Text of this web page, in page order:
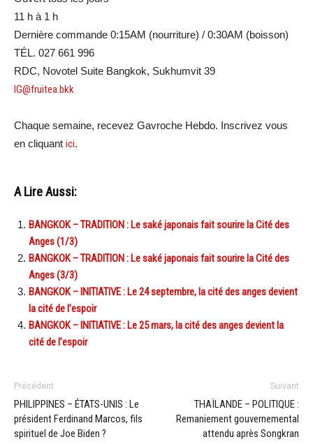
11 h à 1 h
Dernière commande 0:15AM (nourriture) / 0:30AM (boisson)
TÉL. 027 661 996
RDC, Novotel Suite Bangkok, Sukhumvit 39
IG@fruitea.bkk
Chaque semaine, recevez Gavroche Hebdo. Inscrivez vous
en cliquant ici.
A Lire Aussi:
BANGKOK – TRADITION : Le saké japonais fait sourire la Cité des
Anges (1/3)
BANGKOK – TRADITION : Le saké japonais fait sourire la Cité des
Anges (3/3)
BANGKOK – INITIATIVE : Le 24 septembre, la cité des anges devient
la cité de l’espoir
BANGKOK – INITIATIVE : Le 25 mars, la cité des anges devient la
cité de l’espoir
Précédent
PHILIPPINES – ÉTATS-UNIS : Le
président Ferdinand Marcos, fils
spirituel de Joe Biden ?
Suivant
THAÏLANDE – POLITIQUE :
Remaniement gouvernemental
attendu après Songkran